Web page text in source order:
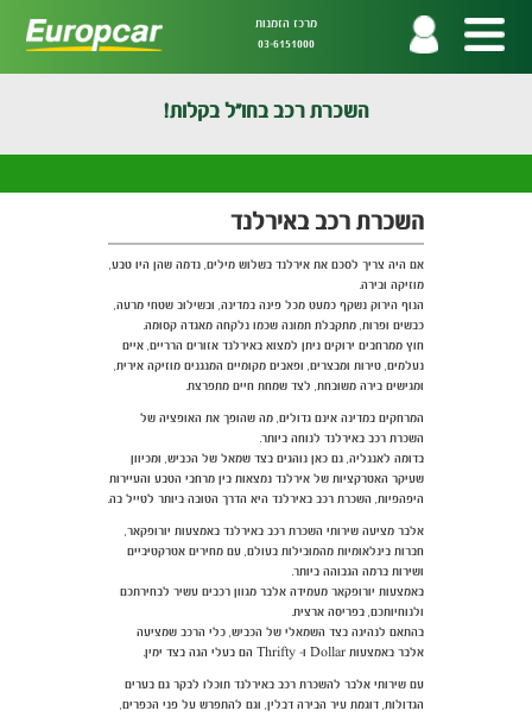
מרכז הזמנות
03-6151000
השכרת רכב בחו"ל בקלות!
השכרת רכב באירלנד
אם היה צריך לסכם את אירלנד בשלוש מילים, נדמה שהן היו טבע,
מוזיקה ובירה.
הנוף הירוק נשקף כמעט מכל פינה במדינה, ובשילוב שטחי מרעה,
כבשים ופרות, מתקבלת תמונה שכמו נלקחה מאגדה קסומה.
חוץ ממרחבים ירוקים ניתן למצוא באירלנד אזורים הרריים, איים
נעלמים, טירות ומבצרים, ופאבים מקומיים המנגנים מוזיקה אירית,
ומגישים בירה משובחת, לצד שמחת חיים מתפרצת.
המרחקים במדינה אינם גדולים, מה שהופך את האופציה של
השכרת רכב באירלנד לנוחה ביותר.
בדומה לאנגליה, גם כאן נוהגים בצד שמאל של הכביש, ומכיוון
שעיקר האטרקציות של אירלנד נמצאות בין מרחבי הטבע והעיירות
היפהפיות, השכרת רכב באירלנד היא הדרך הטובה ביותר לטייל בה.
אלבר מציעה שירותי השכרת רכב באירלנד באמצעות יורופקאר,
חברות בינלאומיות מהמובילות בעולם, עם מחירים אטרקטיביים
ושירות ברמה הגבוהה ביותר.
באמצעות יורופקאר מעמידה אלבר מגוון רכבים עשיר לבחירתכם
ולנוחיותכם, בפריסה ארצית.
בהתאם לנהיגה בצד השמאלי של הכביש, כלי הרכב שמציעה
אלבר באמצעות Dollar ו- Thrifty הם בעלי הגה בצד ימין.
עם שירותי אלבר להשכרת רכב באירלנד תוכלו לבקר גם בערים
הגדולות, דוגמת עיר הבירה דבלין, וגם להתפרש על פני הכפרים,